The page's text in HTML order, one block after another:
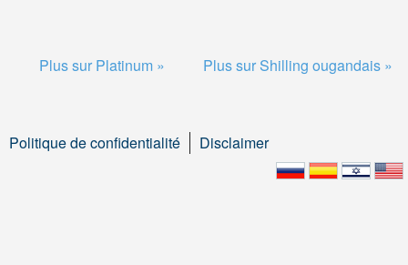
Plus sur Platinum » Plus sur Shilling ougandais »
Politique de confidentialité Disclaimer